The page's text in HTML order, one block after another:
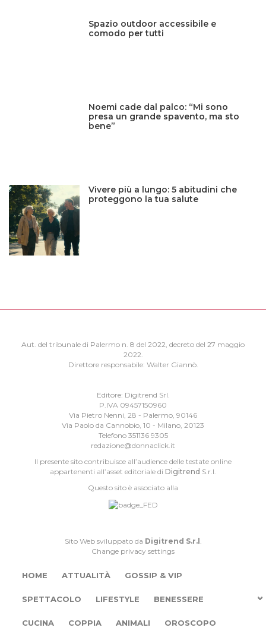
Spazio outdoor accessibile e
comodo per tutti
Noemi cade dal palco: “Mi sono
presa un grande spavento, ma sto
bene”
Vivere più a lungo: 5 abitudini che
proteggono la tua salute
Aut. del tribunale di Palermo n. 8 del 2022, decreto del 27 maggio
2022.
Direttore responsabile: Walter Giannò.
Editore: Digitrend Srl.
P.IVA 09457150960
Via Pietro Nenni, 28 - Palermo, 90146
Via Paolo da Cannobio, 10 - Milano, 20123
Telefono 351136 9305
redazione@donnaclick.it
Il presente sito contribuisce all’audience delle testate online
appartenenti all’asset editoriale di Digitrend S.r.l.
Questo sito è associato alla
Sito Web sviluppato da Digitrend S.r.l
Change privacy settings
HOME ATTUALITÀ GOSSIP & VIP
SPETTACOLO LIFESTYLE BENESSERE
CUCINA COPPIA ANIMALI OROSCOPO